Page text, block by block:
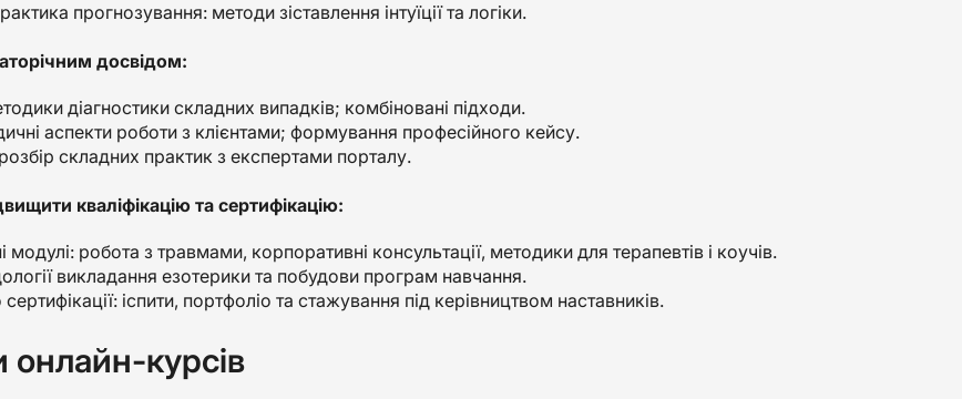
прогнозування: методи зіставлення інтуїції та логіки.
досвідом:
діагностики складних випадків; комбіновані підходи.
аспекти роботи з клієнтами; формування професійного кейсу.
складних практик з експертами порталу.
кваліфікацію та сертифікацію:
модулі: робота з травмами, корпоративні консультації, методики для терапевтів і коучів.
викладання езотерики та побудови програм навчання.
іспити, портфоліо та стажування під керівництвом наставників.
онлайн-курсів